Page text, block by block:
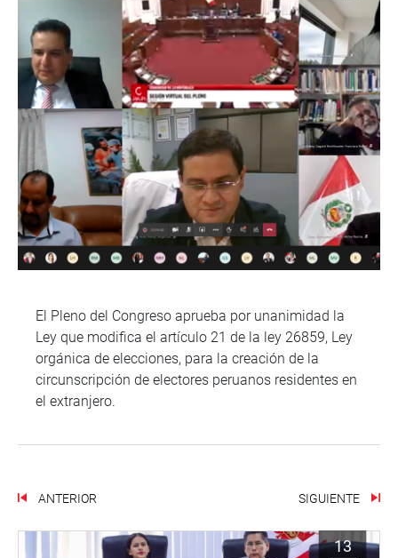
El Pleno del Congreso aprueba por unanimidad la
Ley que modifica el artículo 21 de la ley 26859, Ley
orgánica de elecciones, para la creación de la
circunscripción de electores peruanos residentes en
el extranjero.
ANTERIOR SIGUIENTE
13